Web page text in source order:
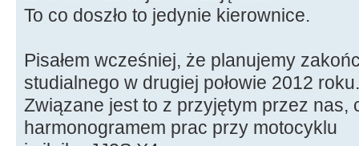
To co doszło to jedynie kierownice.
Pisałem wcześniej, że planujemy
studialnego w drugiej połowie 2012 roku.
Związane jest to z przyjętym przez nas,
harmonogramem prac przy motocyklu